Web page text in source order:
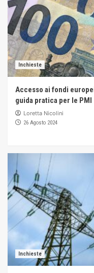
5
Finanza
Modifica
Imprese
Finanza
L’impatto
4
Finanza
Banche: il
Inchieste
Accesso ai fondi
guida pratica per le PMI
Loretta Nicolini
26 Agosto 2024
Inchieste